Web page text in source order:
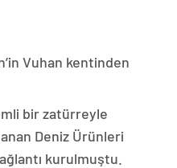
Vuhan kentinden
bir zatürreyle
Deniz Ürünleri
kurulmuştu.